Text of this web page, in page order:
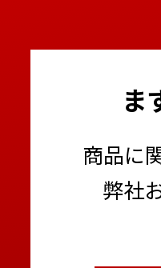
ま
商品に
弊社